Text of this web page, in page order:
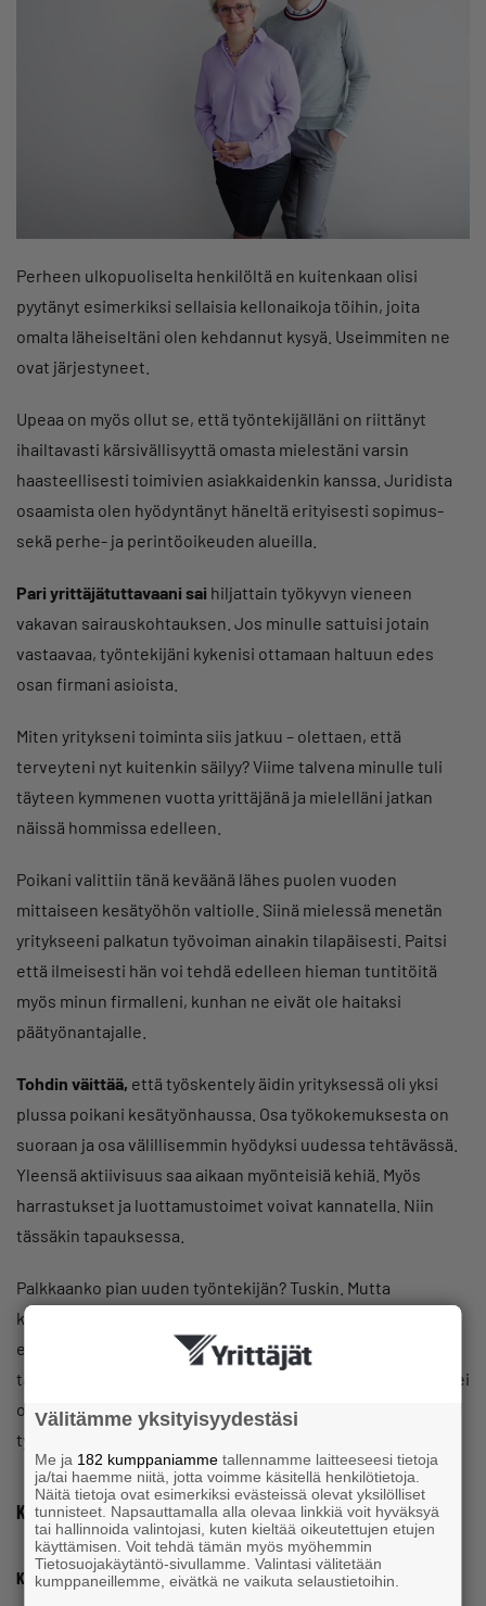
Perheen ulkopuoliselta henkilöltä en kuitenkaan olisi
pyytänyt esimerkiksi sellaisia kellonaikoja töihin, joita
omalta läheiseltäni olen kehdannut kysyä. Useimmiten ne
ovat järjestyneet.
Upeaa on myös ollut se, että työntekijälläni on riittänyt
ihailtavasti kärsivällisyyttä omasta mielestäni varsin
haasteellisesti toimivien asiakkaidenkin kanssa. Juridista
osaamista olen hyödyntänyt häneltä erityisesti sopimus-
sekä perhe- ja perintöoikeuden alueilla.
Pari yrittäjätuttavaani sai hiljattain työkyvyn vieneen
vakavan sairauskohtauksen. Jos minulle sattuisi jotain
vastaavaa, työntekijäni kykenisi ottamaan haltuun edes
osan firmani asioista.
Miten yritykseni toiminta siis jatkuu – olettaen, että
terveyteni nyt kuitenkin säilyy? Viime talvena minulle tuli
täyteen kymmenen vuotta yrittäjänä ja mielelläni jatkan
näissä hommissa edelleen.
Poikani valittiin tänä keväänä lähes puolen vuoden
mittaiseen kesätyöhön valtiolle. Siinä mielessä menetän
yritykseeni palkatun työvoiman ainakin tilapäisesti. Paitsi
että ilmeisesti hän voi tehdä edelleen hieman tuntitöitä
myös minun firmalleni, kunhan ne eivät ole haitaksi
päätyönantajalle.
Tohdin väittää, että työskentely äidin yrityksessä oli yksi
plussa poikani kesätyönhaussa. Osa työkokemuksesta on
suoraan ja osa välillisemmin hyödyksi uudessa tehtävässä.
Yleensä aktiivisuus saa aikaan myönteisiä kehiä. Myös
harrastukset ja luottamustoimet voivat kannatella. Niin
tässäkin tapauksessa.
Palkkaanko pian uuden työntekijän? Tuskin. Mutta
kannustan yrittäjiä työllistämään edes hieman aiempaa
enemmän: osa-aikaisesti, määräaikaisesti tai molemillakin
tavoilla, jos täysiaikaista ja/tai pysyvää työvoiman tarvetta ei
ole. Tarvittaessa neuvon – tai työntekijäni neuvoo –
työoikeudellisissa yksityiskohdissa!
Kirjoittaja:
Katariina Sorvanto
Välitämme yksityisyydestäsi
Me ja 182 kumppaniamme tallennamme laitteeseesi tietoja
ja/tai haemme niitä, jotta voimme käsitellä henkilötietoja.
Näitä tietoja ovat esimerkiksi evästeissä olevat yksilölliset
tunnisteet. Napsauttamalla alla olevaa linkkiä voit hyväksyä
tai hallinnoida valintojasi, kuten kieltää oikeutettujen etujen
käyttämisen. Voit tehdä tämän myös myöhemmin
Tietosuojakäytäntö-sivullamme. Valintasi välitetään
kumppaneillemme, eivätkä ne vaikuta selaustietoihin.